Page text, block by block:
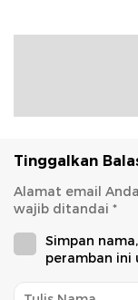
Tinggalkan
Alamat email
wajib ditandai *
Simpan
peramban ini